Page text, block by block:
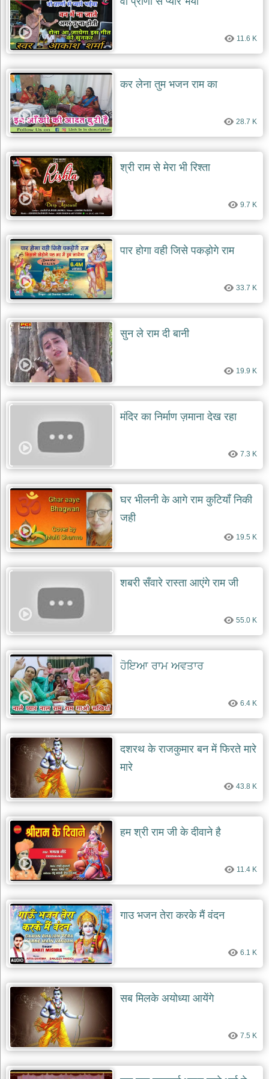
देश
भक्ति
भजन
patriotic
खाटू
श्याम
भजन
khatu
shaym
bhajans
रानी
सती
दादी
भजन
rani
sati
dadi
बावा
लाल
दयाल
भजन
bawa
lal
bhajans
शनि
देव
भजन
shani
dev
भजन
bhajan
day
भजन
जोड़ें
add
bhajans
11.6 K
कर लेना तुम भजन राम का
28.7 K
श्री राम से मेरा भी रिश्ता
9.7 K
पार होगा वही जिसे पकड़ोगे राम
33.7 K
सुन ले राम दी बानी
19.9 K
मंदिर का निर्माण ज़माना देख रहा
7.3 K
घर भीलनी के आगे राम कुटियाँ निकी
जही
19.5 K
शबरी सँवारे रास्ता आएंगे राम जी
55.0 K
ਹੋਇਆ ਰਾਮ ਅਵਤਾਰ
6.4 K
दशरथ के राजकुमार बन में फिरते मारे
मारे
43.8 K
हम श्री राम जी के दीवाने है
11.4 K
गाउ भजन तेरा करके मैं वंदन
6.1 K
सब मिलके अयोध्या आयेंगे
7.5 K